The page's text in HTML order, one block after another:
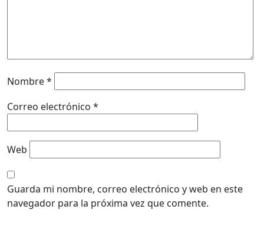
Nombre*
Correo electrónico *
Web
Guarda mi nombre, correo electrónico y web en este
navegador para la próxima vez que comente.